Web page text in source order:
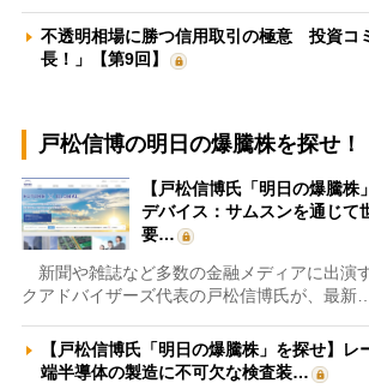
不透明相場に勝つ信用取引の極意 投資コ
長！」【第9回】
戸松信博の明日の爆騰株を探せ！
【戸松信博氏「明日の爆騰
デバイス：サムスンを通じて
要…
新聞や雑誌など多数の金融メディアに出演
クアドバイザーズ代表の戸松信博氏が、最新…
【戸松信博氏「明日の爆騰株」を探せ】レ
端半導体の製造に不可欠な検査装…